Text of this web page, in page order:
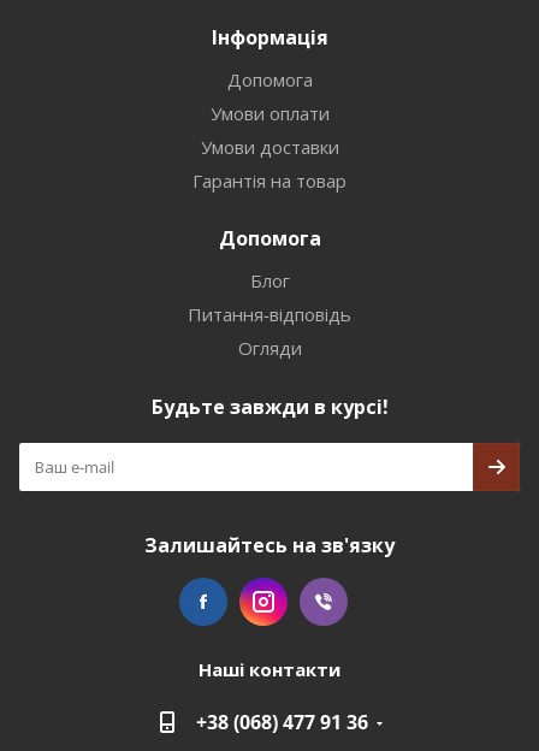
Інформація
Допомога
Умови оплати
Умови доставки
Гарантія на товар
Допомога
Блог
Питання-відповідь
Огляди
Будьте завжди в курсі!
Залишайтесь на зв'язку
Наші контакти
+38 (068) 477 91 36